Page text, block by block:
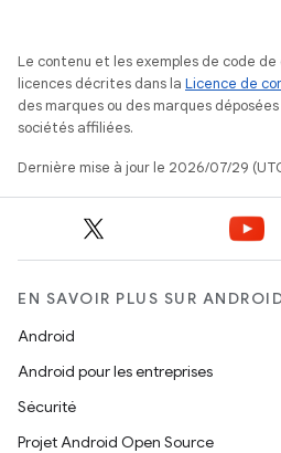
Le contenu et les exemples de code
licences décrites dans la Licence de
des marques ou des marques
sociétés affiliées.
Dernière mise à jour le 2026/07/29
EN SAVOIR PLUS SUR
Android
Android pour les entreprises
Sécurité
Projet Android Open Source